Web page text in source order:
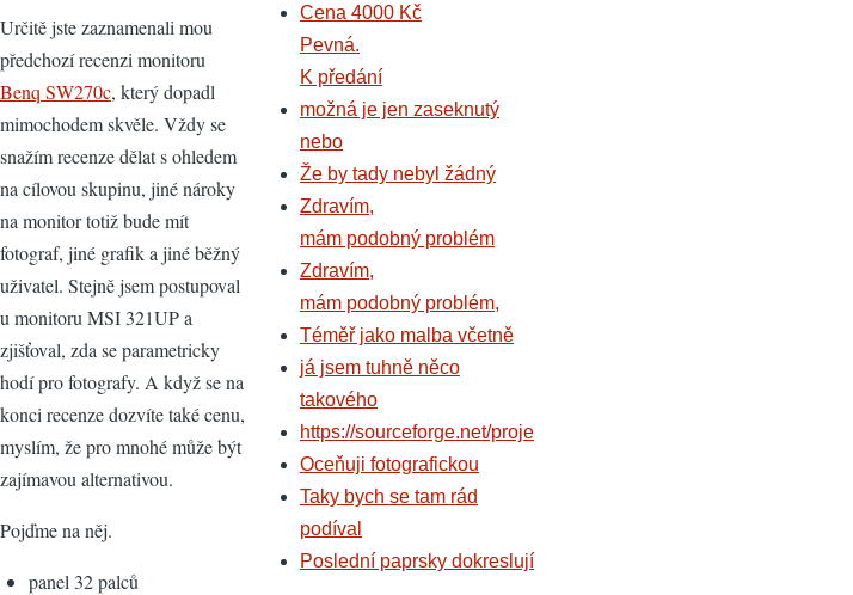
Určitě jste zaznamenali mou
předchozí recenzi monitoru
Benq SW270c, který dopadl
mimochodem skvěle. Vždy se
snažím recenze dělat s ohledem
na cílovou skupinu, jiné nároky
na monitor totiž bude mít
fotograf, jiné grafik a jiné běžný
uživatel. Stejně jsem postupoval
u monitoru MSI 321UP a
zjišťoval, zda se parametricky
hodí pro fotografy. A když se na
konci recenze dozvíte také cenu,
myslím, že pro mnohé může být
zajímavou alternativou.
Pojďme na něj.
panel 32 palců
Cena 4000 Kč
Pevná.
K předání
možná je jen zaseknutý
nebo
Že by tady nebyl žádný
Zdravím,
mám podobný problém
Zdravím,
mám podobný problém,
Téměř jako malba včetně
já jsem tuhně něco
takového
https://sourceforge.net/proje
Oceňuji fotografickou
Taky bych se tam rád
podíval
Poslední paprsky dokreslují